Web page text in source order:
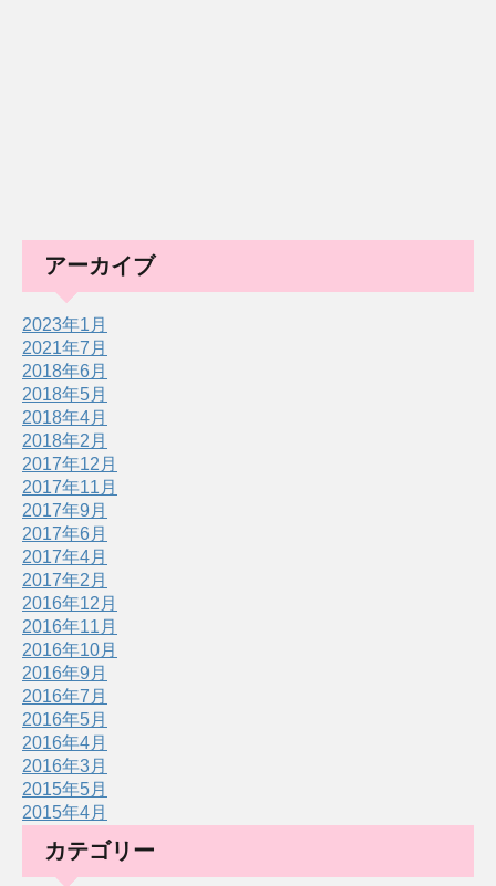
アーカイブ
2023年1月
2021年7月
2018年6月
2018年5月
2018年4月
2018年2月
2017年12月
2017年11月
2017年9月
2017年6月
2017年4月
2017年2月
2016年12月
2016年11月
2016年10月
2016年9月
2016年7月
2016年5月
2016年4月
2016年3月
2015年5月
2015年4月
カテゴリー